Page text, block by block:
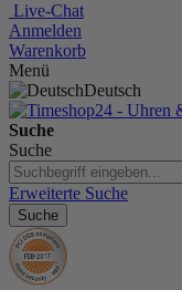
Live-Chat
Anmelden
Warenkorb
Menü
Deutsch
Suche
Suche
Erweiterte Suche
Suche